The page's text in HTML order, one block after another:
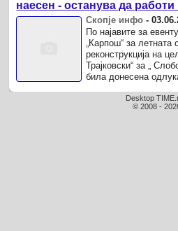
наесен - останува да работи
Скопје инфо -
По најавите за
„Карпош“ за летната
реконструкција на
Трајковски“ за „
била донесена
Desktop
© 2008 -